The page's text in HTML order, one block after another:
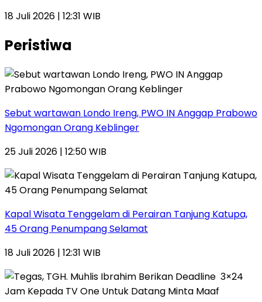
18 Juli 2026 | 12:31 WIB
Peristiwa
Sebut wartawan Londo Ireng, PWO IN Anggap Prabowo
Ngomongan Orang Keblinger
25 Juli 2026 | 12:50 WIB
Kapal Wisata Tenggelam di Perairan Tanjung Katupa,
45 Orang Penumpang Selamat
18 Juli 2026 | 12:31 WIB